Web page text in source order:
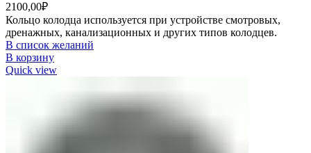
2100,00₽
Кольцо колодца используется при устройстве смотровых,
дренажных, канализационных и других типов колодцев.
В список желаний
В корзину
Quick view